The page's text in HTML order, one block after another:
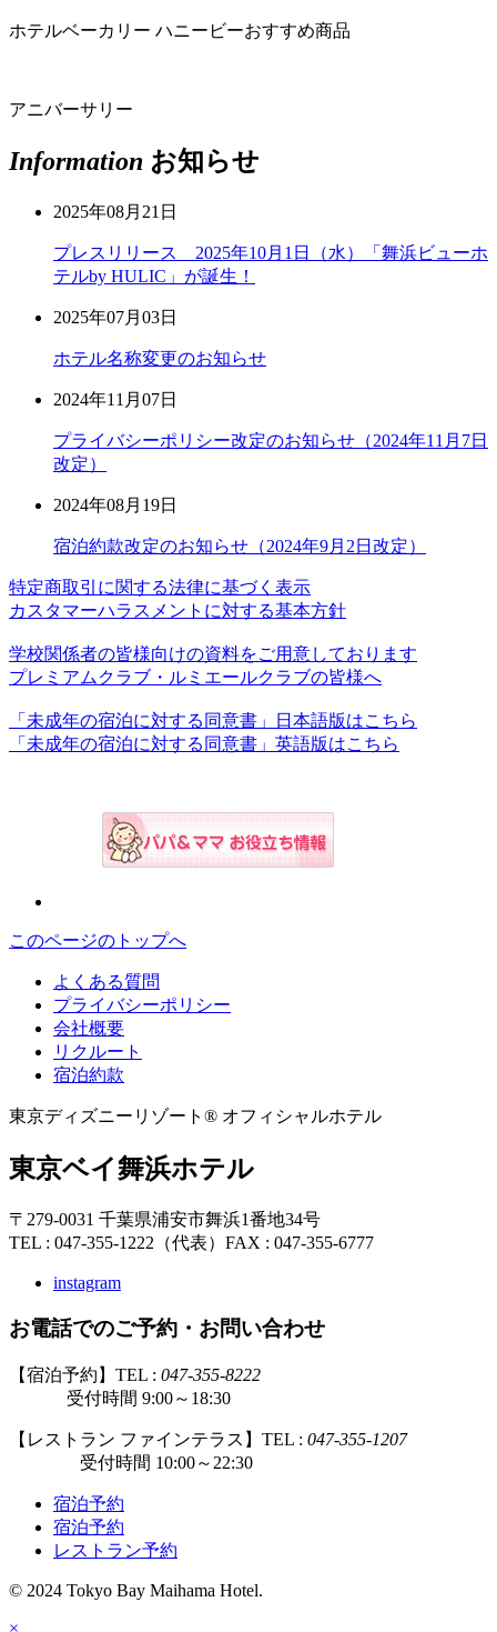
ホテルベーカリー ハニービーおすすめ商品
アニバーサリー
Information お知らせ
2025年08月21日
プレスリリース 2025年10月1日（水）「舞浜ビューホ
テルby HULIC」が誕生！
2025年07月03日
ホテル名称変更のお知らせ
2024年11月07日
プライバシーポリシー改定のお知らせ（2024年11月7日
改定）
2024年08月19日
宿泊約款改定のお知らせ（2024年9月2日改定）
特定商取引に関する法律に基づく表示
カスタマーハラスメントに対する基本方針
学校関係者の皆様向けの資料をご用意しております
プレミアムクラブ・ルミエールクラブの皆様へ
「未成年の宿泊に対する同意書」日本語版はこちら
「未成年の宿泊に対する同意書」英語版はこちら
このページのトップへ
よくある質問
プライバシーポリシー
会社概要
リクルート
宿泊約款
東京ディズニーリゾート® オフィシャルホテル
東京ベイ舞浜ホテル
〒279-0031 千葉県浦安市舞浜1番地34号
TEL : 047-355-1222（代表） FAX : 047-355-6777
instagram
お電話でのご予約・お問い合わせ
【宿泊予約】TEL : 047-355-8222
受付時間 9:00～18:30
【レストラン ファインテラス】TEL : 047-355-1207
受付時間 10:00～22:30
宿泊予約
宿泊予約
レストラン予約
© 2024 Tokyo Bay Maihama Hotel.
×